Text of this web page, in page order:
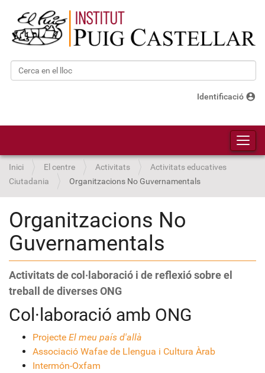
Cerca
Identificació account_circle
Inici El centre Activitats
Activitats educatives
Ciutadania
Organitzacions No Guvernamentals
Organitzacions No
Guvernamentals
Activitats de col·laboració i de reflexió sobre el
treball de diverses ONG
Col·laboració amb ONG
Projecte El meu país d'allà
Associació Wafae de Llengua i Cultura Àrab
Intermón-Oxfam